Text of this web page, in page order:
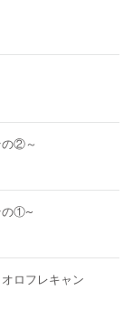
の②～
の①~
ロフレキャン